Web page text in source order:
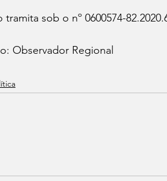
sob o nº 0600574-
Observador Regional